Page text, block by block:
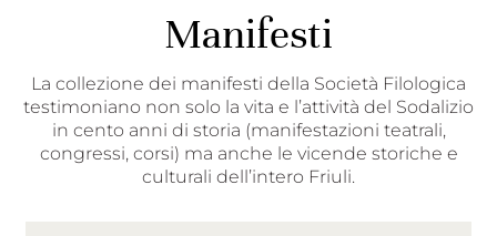
Manifesti
La collezione dei manifesti della Società Filologica
testimoniano non solo la vita e l’attività del Sodalizio
in cento anni di storia (manifestazioni teatrali,
congressi, corsi) ma anche le vicende storiche e
culturali dell’intero Friuli.